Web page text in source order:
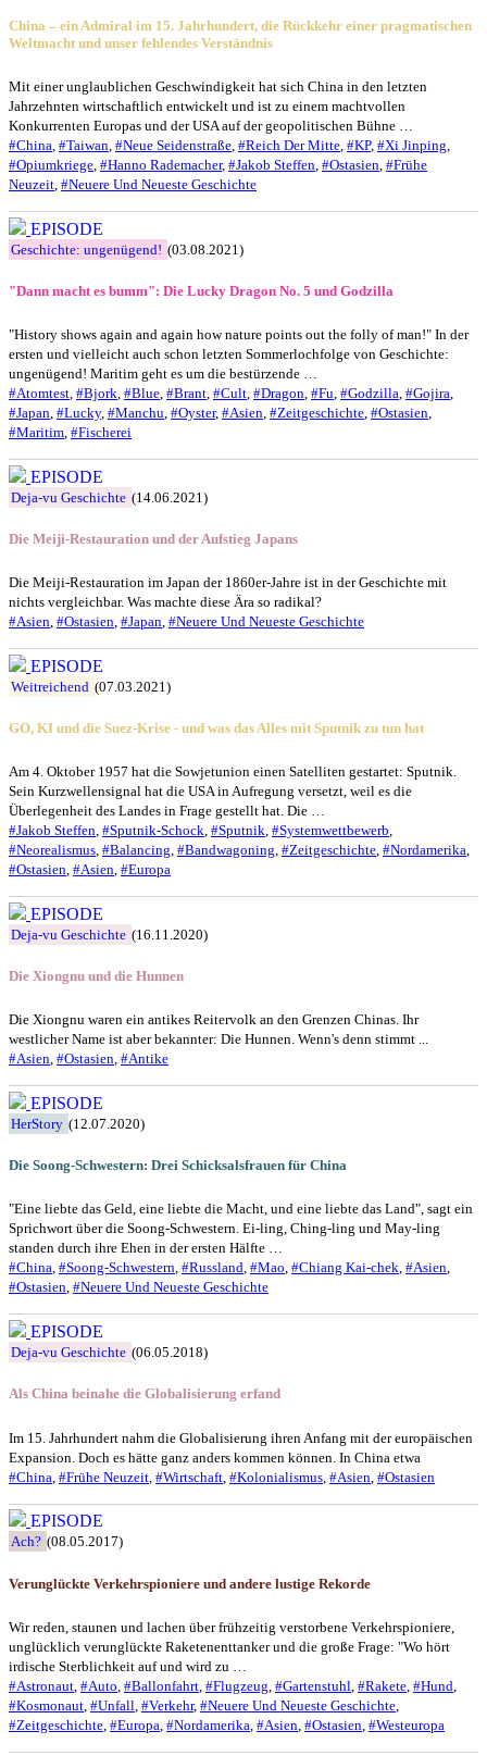
China – ein Admiral im 15. Jahrhundert, die Rückkehr einer pragmatischen
Weltmacht und unser fehlendes Verständnis
Mit einer unglaublichen Geschwindigkeit hat sich China in den letzten
Jahrzehnten wirtschaftlich entwickelt und ist zu einem machtvollen
Konkurrenten Europas und der USA auf der geopolitischen Bühne …
#China #Taiwan #Neue Seidenstraße #Reich Der Mitte #KP, #Xi Jinping
#Opiumkriege #Hanno Rademacher, #Jakob Steffen #Ostasien #Frühe
Neuzeit #Neuere Und Neueste Geschichte
EPISODE
Geschichte: ungenügend! (03.08.2021)
"Dann macht es bumm": Die Lucky Dragon No. 5 und Godzilla
"History shows again and again how nature points out the folly of man!" In der
ersten und vielleicht auch schon letzten Sommerlochfolge von Geschichte:
ungenügend! Maritim geht es um die bestürzende …
#Atomtest #Bjork #Blue #Brant #Cult #Dragon #Fu #Godzilla #Gojira
#Japan #Lucky, #Manchu #Oyster, #Asien #Zeitgeschichte #Ostasien
#Maritim #Fischerei
EPISODE
Deja-vu Geschichte (14.06.2021)
Die Meiji-Restauration und der Aufstieg Japans
Die Meiji-Restauration im Japan der 1860er-Jahre ist in der Geschichte mit
nichts vergleichbar. Was machte diese Ära so radikal?
#Asien, #Ostasien, #Japan, #Neuere Und Neueste Geschichte
EPISODE
Weitreichend (07.03.2021)
GO, KI und die Suez-Krise - und was das Alles mit Sputnik zu tun hat
Am 4. Oktober 1957 hat die Sowjetunion einen Satelliten gestartet: Sputnik.
Sein Kurzwellensignal hat die USA in Aufregung versetzt, weil es die
Überlegenheit des Landes in Frage gestellt hat. Die …
#Jakob Steffen, #Sputnik-Schock, #Sputnik, #Systemwettbewerb,
#Neorealismus, #Balancing, #Bandwagoning, #Zeitgeschichte, #Nordamerika,
#Ostasien, #Asien, #Europa
EPISODE
Deja-vu Geschichte (16.11.2020)
Die Xiongnu und die Hunnen
Die Xiongnu waren ein antikes Reitervolk an den Grenzen Chinas. Ihr
westlicher Name ist aber bekannter: Die Hunnen. Wenn's denn stimmt ...
#Asien, #Ostasien, #Antike
EPISODE
HerStory (12.07.2020)
Die Soong-Schwestern: Drei Schicksalsfrauen für China
"Eine liebte das Geld, eine liebte die Macht, und eine liebte das Land", sagt ein
Sprichwort über die Soong-Schwestern. Ei-ling, Ching-ling und May-ling
standen durch ihre Ehen in der ersten Hälfte …
#China, #Soong-Schwestern, #Russland, #Mao, #Chiang Kai-chek, #Asien,
#Ostasien, #Neuere Und Neueste Geschichte
EPISODE
Deja-vu Geschichte (06.05.2018)
Als China beinahe die Globalisierung erfand
Im 15. Jahrhundert nahm die Globalisierung ihren Anfang mit der europäischen
Expansion. Doch es hätte ganz anders kommen können. In China etwa
#China #Frühe Neuzeit #Wirtschaft #Kolonialismus #Asien #Ostasien
EPISODE
Ach? (08.05.2017)
Verunglückte Verkehrspioniere und andere lustige Rekorde
Wir reden, staunen und lachen über frühzeitig verstorbene Verkehrspioniere,
unglücklich verunglückte Raketenenttanker und die große Frage: "Wo hört
irdische Sterblichkeit auf und wird zu …
#Astronaut #Auto #Ballonfahrt #Flugzeug #Gartenstuhl #Rakete #Hund
#Kosmonaut #Unfall #Verkehr, #Neuere Und Neueste Geschichte
#Zeitgeschichte #Europa #Nordamerika #Asien #Ostasien #Westeuropa